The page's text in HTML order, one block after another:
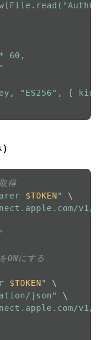
60,
"ES256", { kid:
得
$TOKEN"
\
v1/
にする
$TOKEN"
\
json"
\
v1/